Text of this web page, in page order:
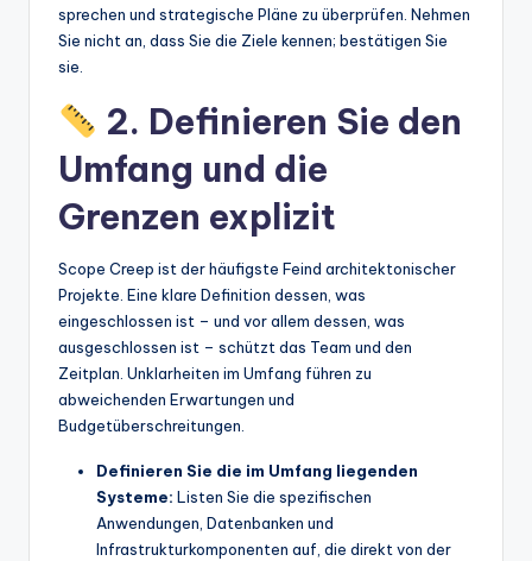
sprechen und strategische Pläne zu überprüfen. Nehmen
Sie nicht an, dass Sie die Ziele kennen; bestätigen Sie
sie.
2. Definieren Sie den
Umfang und die
Grenzen explizit
Scope Creep ist der häufigste Feind architektonischer
Projekte. Eine klare Definition dessen, was
eingeschlossen ist – und vor allem dessen, was
ausgeschlossen ist – schützt das Team und den
Zeitplan. Unklarheiten im Umfang führen zu
abweichenden Erwartungen und
Budgetüberschreitungen.
Definieren Sie die im Umfang liegenden
Systeme: Listen Sie die spezifischen
Anwendungen, Datenbanken und
Infrastrukturkomponenten auf, die direkt von der